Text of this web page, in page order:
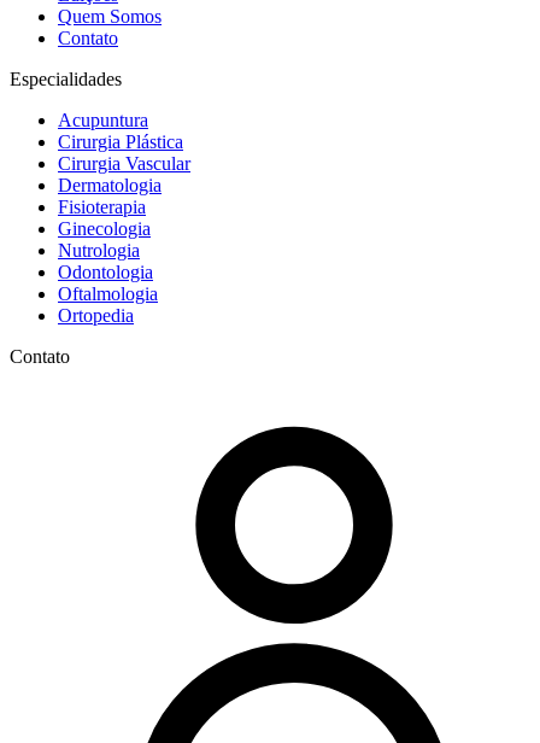
Quem Somos
Contato
Especialidades
Acupuntura
Cirurgia Plástica
Cirurgia Vascular
Dermatologia
Fisioterapia
Ginecologia
Nutrologia
Odontologia
Oftalmologia
Ortopedia
Contato